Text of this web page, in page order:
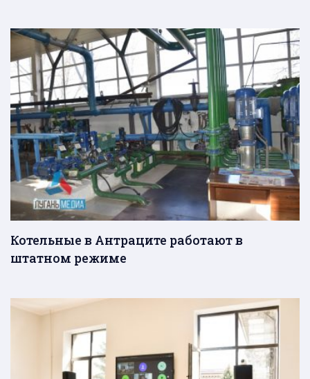
Котельные в Антраците работают в
штатном режиме